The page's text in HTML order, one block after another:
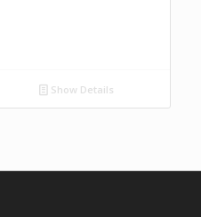
Show Details